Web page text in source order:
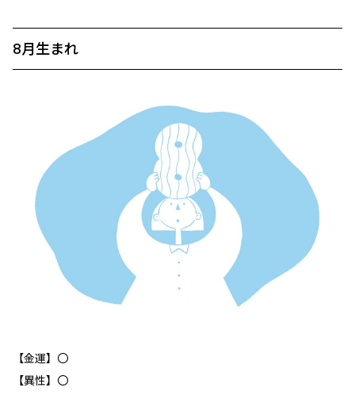
8月生まれ
【金運】〇
【異性】〇